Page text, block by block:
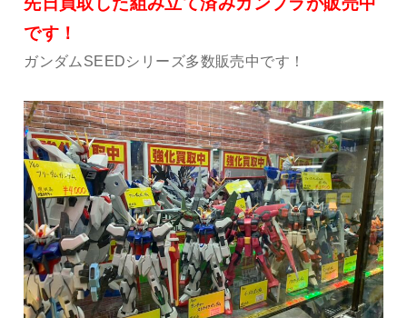
です！
ガンダムSEEDシリーズ多数販売中です！